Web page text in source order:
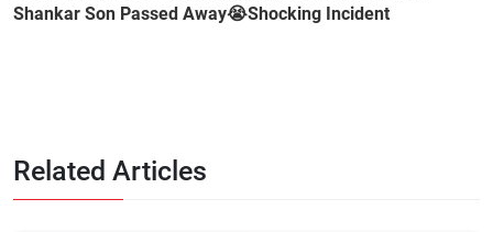
Shankar Son Passed Away😭Shocking Incident
Related Articles